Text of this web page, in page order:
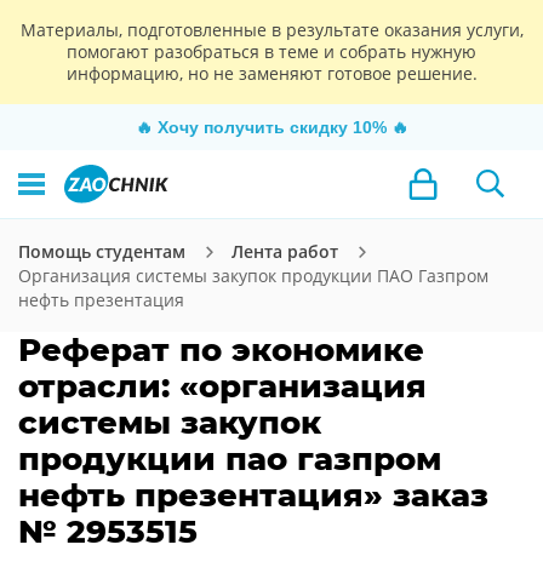
Материалы, подготовленные в результате оказания услуги,
помогают разобраться в теме и собрать нужную
информацию, но не заменяют готовое решение.
🔥 Хочу получить скидку 10% 🔥
Помощь студентам
Лента работ
Организация системы закупок продукции ПАО Газпром
нефть презентация
Реферат по экономике
отрасли: «организация
системы закупок
продукции пао газпром
нефть презентация» заказ
№ 2953515